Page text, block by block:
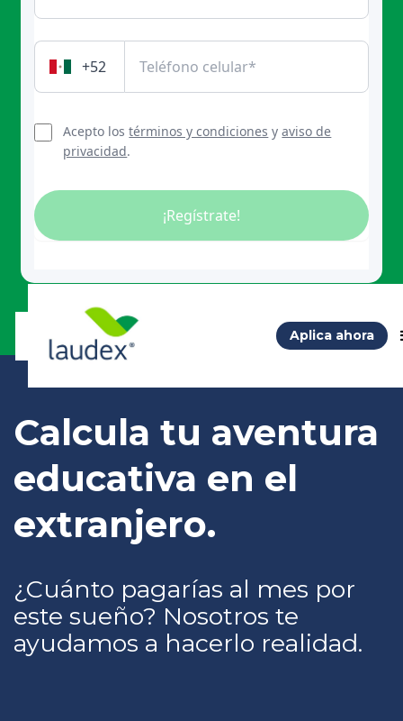
Aplica ahora
Calcula tu aventura
educativa en el
extranjero.
¿Cuánto pagarías al mes por
este sueño? Nosotros te
ayudamos a hacerlo realidad.